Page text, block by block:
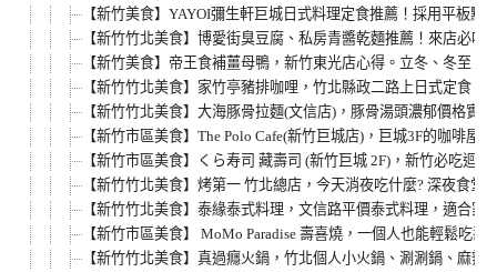
【新竹美食】YAYOI彌生軒巨城日式料理定食推薦！採用平板
【新竹竹北美食】博愛街臭豆腐、私房青醬乾麵推薦！來店必
【新竹美食】帝王食補薑母鴨，新竹東光店心得。立冬、冬至
【新竹竹北美食】家竹亭豬排咖哩，竹北縣政二路上日式定食
【新竹竹北美食】大海豚骨拉麵(文信店)，豚骨湯頭濃郁價格實
【新竹市區美食】The Polo Cafe(新竹巨城店)，巨城3F的咖啡
【新竹市區美食】くら寿司 藏壽司 (新竹巨城 2F)，新竹必吃迴
【新竹竹北美食】烤第一 竹北總店，今天消夜吃什麼? 深夜食
【新竹竹北美食】泰緣泰式料理，文信路平價泰式料理，適合家
【新竹市區美食】 MoMo Paradise 壽喜燒，一個人也能輕鬆吃
【新竹竹北美食】真過癮火鍋，竹北個人小火鍋、涮涮鍋、麻